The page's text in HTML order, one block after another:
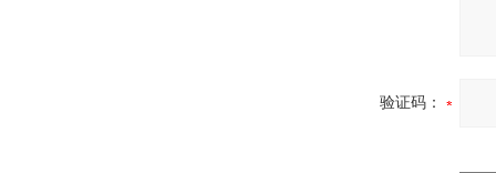
验证码：